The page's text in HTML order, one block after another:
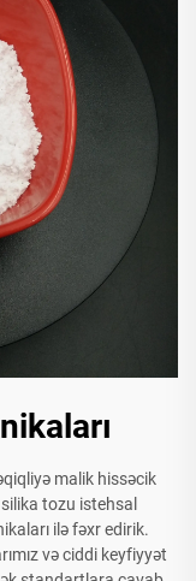
malik hissəcik
tozu istehsal
ilə fəxr edirik.
və ciddi keyfiyyət